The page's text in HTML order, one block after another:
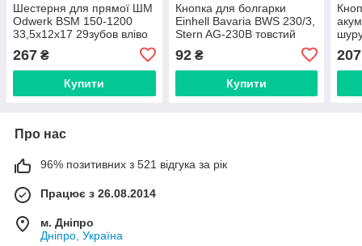
Шестерня для прямої ШМ
Odwerk BSM 150-1200
33,5х12х17 29зубов вліво
267 ₴
Купити
Кнопка для болгарки
Einhell Bavaria BWS 230/3,
Stern AG-230B товстий
92₴
Купити
207
Про нас
96% позитивних з 521 відгука за рік
Працює з 26.08.2014
м. Дніпро
Дніпро, Україна